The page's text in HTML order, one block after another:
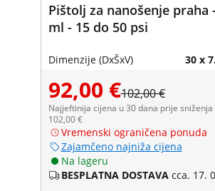
Pištolj za nanošenje praha
ml - 15 do 50 psi
Dimenzije (DxŠxV) 30 x
92,00 €102,00 €
Najjeftinija cijena u 30 dana prije sniženja
102,00 €
Vremenski ograničena ponuda
Zajamčeno najniža cijena
Na lageru
BESPLATNA DOSTAVA cca. 17.